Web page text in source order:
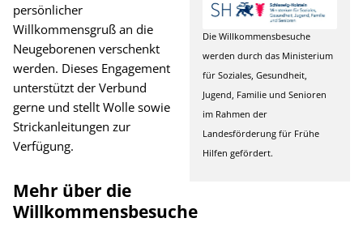
persönlicher
Willkommensgruß an die
Neugeborenen verschenkt
werden. Dieses Engagement
unterstützt der Verbund
gerne und stellt Wolle sowie
Strickanleitungen zur
Verfügung.
Mehr über die
Willkommensbesuche
Die Willkommensbesuche
werden durch das Ministerium
für Soziales, Gesundheit,
Jugend, Familie und Senioren
im Rahmen der
Landesförderung für Frühe
Hilfen gefördert.